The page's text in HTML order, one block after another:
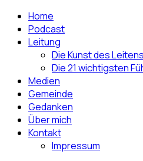
Home
Podcast
Leitung
Die Kunst des Leitens
Die 21 wichtigsten
Medien
Gemeinde
Gedanken
Über mich
Kontakt
Impressum